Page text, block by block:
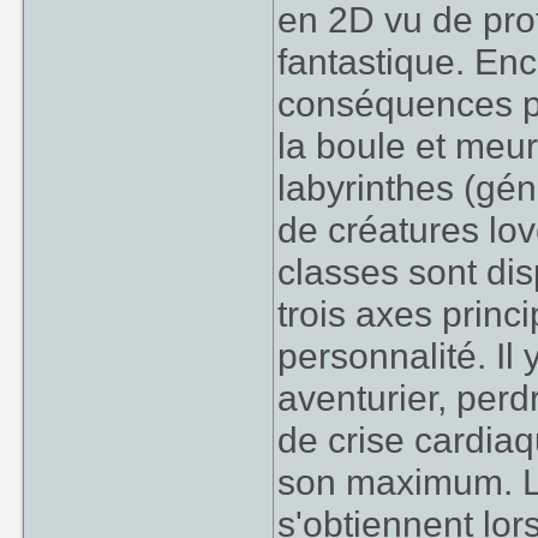
en 2D vu de
fantastique.
conséquences
la boule et
labyrinthes
de créatures
classes sont
trois axes
personnalité. Il
aventurier,
de crise
son maximum.
s'obtiennent